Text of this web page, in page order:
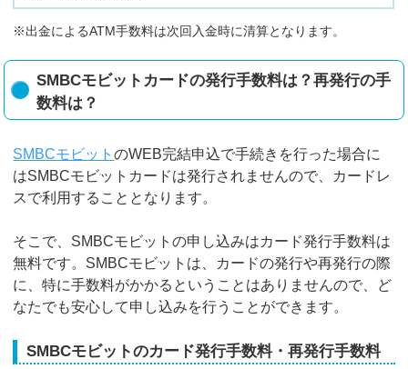
※出金によるATM手数料は次回入金時に清算となります。
SMBCモビットカードの発行手数料は？再発行の手
数料は？
SMBCモビットのWEB完結申込で手続きを行った場合に
はSMBCモビットカードは発行されませんので、カードレ
スで利用することとなります。
そこで、SMBCモビットの申し込みはカード発行手数料は
無料です。SMBCモビットは、カードの発行や再発行の際
に、特に手数料がかかるということはありませんので、ど
なたでも安心して申し込みを行うことができます。
SMBCモビットのカード発行手数料・再発行手数料